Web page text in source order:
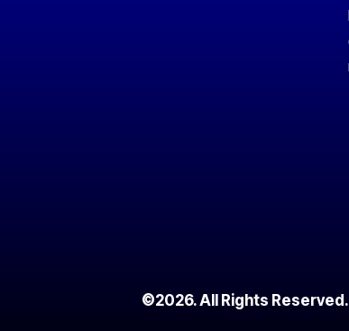
©2026. All Rights Reserved.